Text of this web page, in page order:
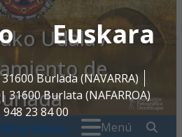
Euskara
Burlada (NAVARRA)
Burlata (NAFARROA)
948 23 84 00
Udala /
de
Menú